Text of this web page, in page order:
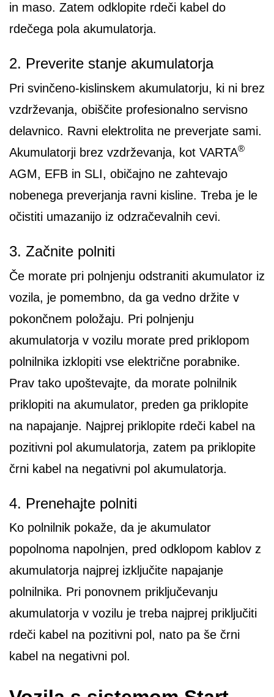
in maso. Zatem odklopite rdeči kabel do
rdečega pola akumulatorja.
2. Preverite stanje akumulatorja
Pri svinčeno-kislinskem akumulatorju, ki ni brez
vzdrževanja, obiščite profesionalno servisno
delavnico. Ravni elektrolita ne preverjate sami.
Akumulatorji brez vzdrževanja, kot VARTA®
AGM, EFB in SLI, običajno ne zahtevajo
nobenega preverjanja ravni kisline. Treba je le
očistiti umazanijo iz odzračevalnih cevi.
3. Začnite polniti
Če morate pri polnjenju odstraniti akumulator iz
vozila, je pomembno, da ga vedno držite v
pokončnem položaju. Pri polnjenju
akumulatorja v vozilu morate pred priklopom
polnilnika izklopiti vse električne porabnike.
Prav tako upoštevajte, da morate polnilnik
priklopiti na akumulator, preden ga priklopite
na napajanje. Najprej priklopite rdeči kabel na
pozitivni pol akumulatorja, zatem pa priklopite
črni kabel na negativni pol akumulatorja.
4. Prenehajte polniti
Ko polnilnik pokaže, da je akumulator
popolnoma napolnjen, pred odklopom kablov z
akumulatorja najprej izključite napajanje
polnilnika. Pri ponovnem priključevanju
akumulatorja v vozilu je treba najprej priključiti
rdeči kabel na pozitivni pol, nato pa še črni
kabel na negativni pol.